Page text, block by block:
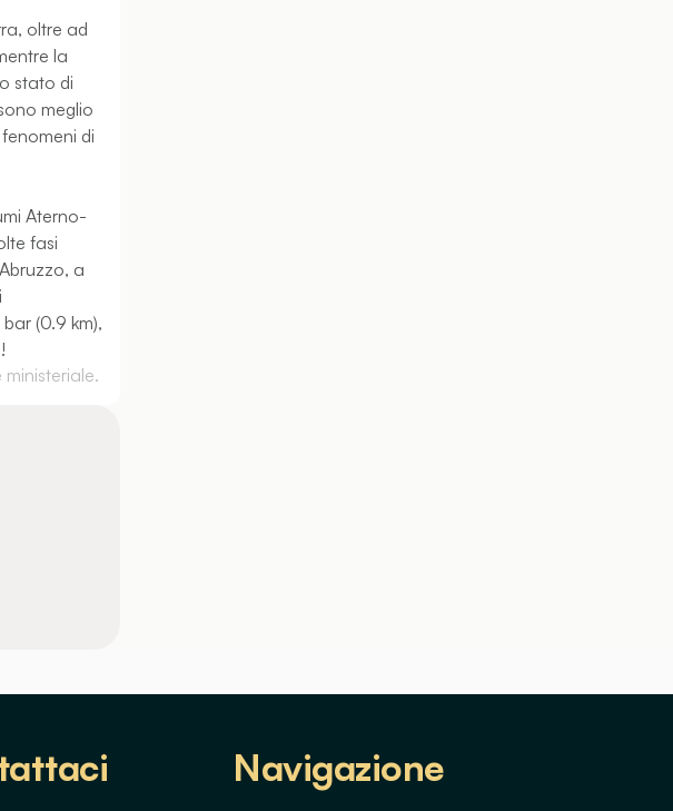
oltre ad
la
stato di
meglio
di
Aterno-
fasi
a
(0.9 km),
Navigazione